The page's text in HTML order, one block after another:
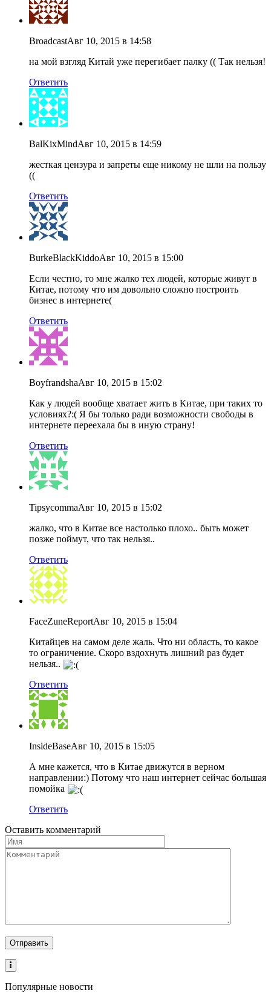
BroadcastАвг 10, 2015 в 14:58
на мой взгляд Китай уже перегибает палку (( Так нельзя!
Ответить
BalKixMindАвг 10, 2015 в 14:59
жесткая цензура и запреты еще никому не шли на пользу
((
Ответить
BurkeBlackKiddoАвг 10, 2015 в 15:00
Если честно, то мне жалко тех людей, которые живут в
Китае, потому что им довольно сложно построить
бизнес в интернете(
Ответить
BoyfrandshaАвг 10, 2015 в 15:02
Как у людей вообще хватает жить в Китае, при таких то
условиях?:( Я бы только ради возможности свободы в
интернете переехала бы в иную страну!
Ответить
TipsycommaАвг 10, 2015 в 15:02
жалко, что в Китае все настолько плохо.. быть может
позже поймут, что так нельзя..
Ответить
FaceZuneReportАвг 10, 2015 в 15:04
Китайцев на самом деле жаль. Что ни область, то какое
то ограничение. Скоро вздохнуть лишний раз будет
нельзя..
Ответить
InsideBaseАвг 10, 2015 в 15:05
А мне кажется, что в Китае движутся в верном
направлении:) Потому что наш интернет сейчас большая
помойка
Ответить
Оставить комментарий
Популярные новости